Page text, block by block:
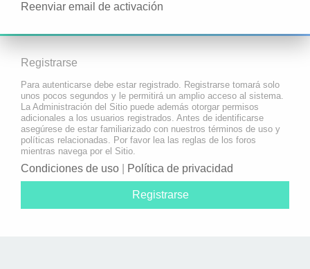
Reenviar email de activación
Registrarse
Para autenticarse debe estar registrado. Registrarse tomará solo
unos pocos segundos y le permitirá un amplio acceso al sistema.
La Administración del Sitio puede además otorgar permisos
adicionales a los usuarios registrados. Antes de identificarse
asegúrese de estar familiarizado con nuestros términos de uso y
políticas relacionadas. Por favor lea las reglas de los foros
mientras navega por el Sitio.
Condiciones de uso Política de privacidad
Registrarse